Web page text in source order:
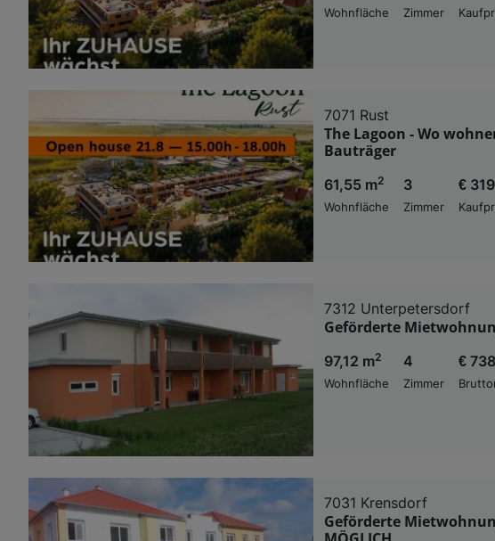
Wohnfläche
Zimmer
7071 Rust
The Lagoon - Wo
Bauträger
61,55 m2
Wohnfläche
3
Zimmer
€
7312 Unterpetersdorf
Geförderte
97,12 m2
Wohnfläche
4
Zimmer
€
7031 Krensdorf
Geförderte